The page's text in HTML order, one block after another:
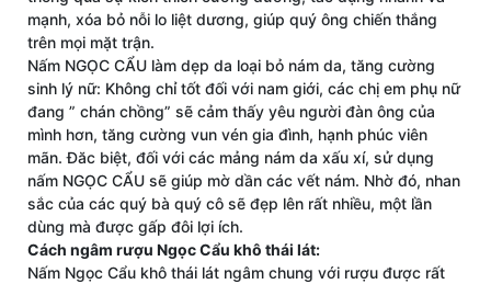
mạnh, xóa bỏ nỗi lo liệt dương, giúp quý ông chiến thắng
trên mọi mặt trận.
Nấm NGỌC CẨU làm dẹp da loại bỏ nám da, tăng cường
sinh lý nữ: Không chỉ tốt đối với nam giới, các chị em phụ nữ
đang ” chán chồng” sẽ cảm thấy yêu người đàn ông của
mình hơn, tăng cường vun vén gia đình, hạnh phúc viên
mãn. Đăc biệt, đối với các mảng nám da xấu xí, sử dụng
nấm NGỌC CẨU sẽ giúp mờ dần các vết nám. Nhờ đó, nhan
sắc của các quý bà quý cô sẽ đẹp lên rất nhiều, một lần
dùng mà được gấp đôi lợi ích.
Cách ngâm rượu Ngọc Cẩu khô thái lát:
Nấm Ngọc Cẩu khô thái lát ngâm chung với rượu được rất